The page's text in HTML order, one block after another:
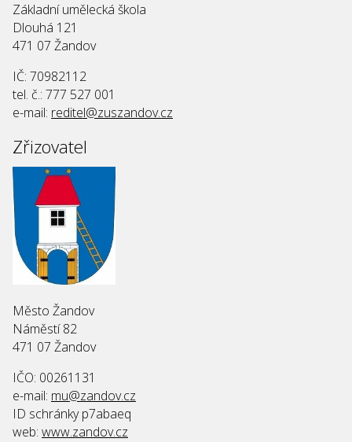
Základní umělecká škola
Dlouhá 121
471 07 Žandov
IČ: 70982112
tel. č.: 777 527 001
e-mail: reditel@zuszandov.cz
Zřizovatel
Město Žandov
Náměstí 82
471 07 Žandov
IČO: 00261131
e-mail: mu@zandov.cz
ID schránky p7abaeq
web: www.zandov.cz